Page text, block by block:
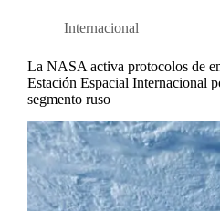
Internacional
La NASA activa protocolos de
Estación Espacial Internacional
segmento ruso